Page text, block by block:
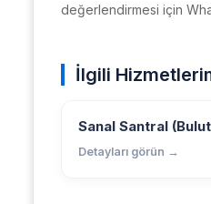
değerlendirmesi için
İlgili
Sanal Santral
Detayları görün →